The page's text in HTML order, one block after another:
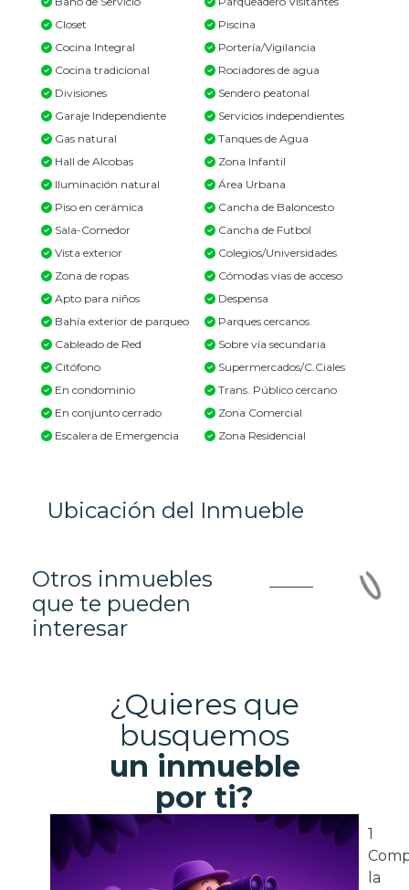
Closet
Cocina Integral
Cocina tradicional
Divisiones
Garaje Independiente
Gas natural
Hall de Alcobas
Iluminación natural
Piso en cerámica
Sala-Comedor
Vista exterior
Zona de ropas
Apto para niños
Bahía exterior de parqueo
Cableado de Red
Citófono
En condominio
En conjunto cerrado
Escalera de Emergencia
Piscina
Portería/Vigilancia
Rociadores de agua
Sendero peatonal
Servicios independientes
Tanques de Agua
Zona Infantil
Área Urbana
Cancha de Baloncesto
Cancha de Futbol
Colegios/Universidades
Cómodas vias de acceso
Despensa
Parques cercanos
Sobre vía secundaria
Supermercados/C.Ciales
Trans. Público cercano
Zona Comercial
Zona Residencial
Ubicación del Inmueble
Otros inmuebles
que te pueden
interesar
¿Quieres que
busquemos
un inmueble
por ti?
1
la